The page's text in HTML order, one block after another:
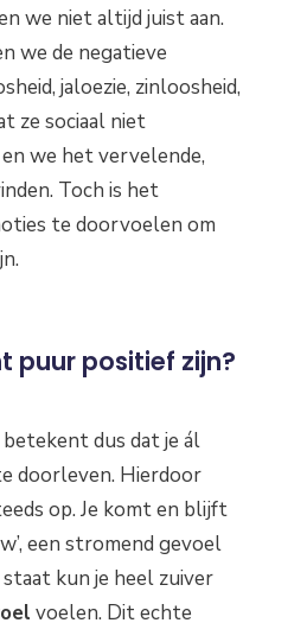
we niet altijd juist aan.
we de negatieve
jaloezie, zinloosheid,
ze sociaal niet
we het vervelende,
Toch is het
te doorvoelen om
puur positief zijn?
dus dat je ál
doorleven. Hierdoor
op. Je komt en blijft
een stromend gevoel
kun je heel zuiver
voelen. Dit echte